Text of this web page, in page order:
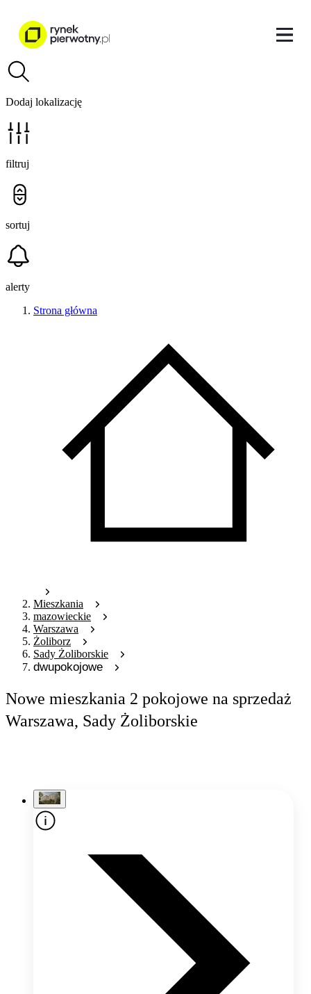
Dodaj lokalizację
filtruj
sortuj
alerty
Strona główna
Mieszkania
mazowieckie
Warszawa
Żoliborz
Sady Żoliborskie
dwupokojowe
Nowe mieszkania 2 pokojowe na sprzedaż
Warszawa, Sady Żoliborskie